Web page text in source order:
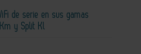
de serie en sus gamas
y Split Kl